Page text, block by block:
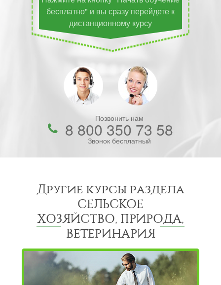
бесплатно" и вы сразу перейдете к
дистанционному курсу
Позвонить нам
8 800 350 73 58
Звонок бесплатный
Другие курсы раздела
СЕЛЬСКОЕ
ХОЗЯЙСТВО, ПРИРОДА,
ВЕТЕРИНАРИЯ